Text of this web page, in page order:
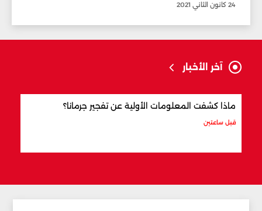
24 كانون الثاني 2021
آخر الأخبار
ماذا كشفت المعلومات الأولية عن تفجير جرمانا؟
قبل ساعتين